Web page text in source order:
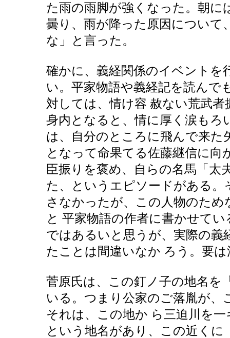
た雨の雨脚が強くなった。朝
曇り、雨が降った原因について
な」と言った。
確かに、義経関係のイベントを
い。平家物語や義経記を読んで
対しては、情け容 赦ない荒武
身内となると、情に厚く涙もろ
は、自分のところに飛んで来た
となって命果てる佐藤継信に
臣振りを褒め、自らの名馬「太
た、というエピソードがある
さなかったが、この人物のた
と 平家物語の作者に書かせて
ではあるいと思うが、実際の
たことは間違いなか ろう。要
菅原氏は、この釘ノ子の地名を
いる。つまり公家のご落胤が
それは、この地か ら三迫川を
という地名があり、この近く